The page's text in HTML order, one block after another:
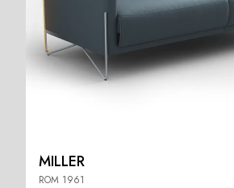
MILLER
ROM 1961